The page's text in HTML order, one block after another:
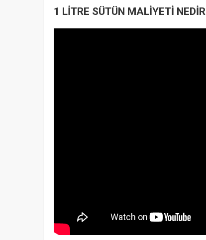
1 LİTRE SÜTÜN MALİYETİ NEDİR